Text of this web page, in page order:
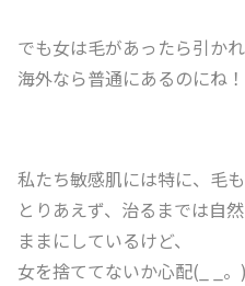
でも女は毛があったら引か
海外なら普通にあるのにね！
私たち敏感肌には特に、毛
とりあえず、治るまでは自
ままにしているけど、
女を捨ててないか心配(_ _。)